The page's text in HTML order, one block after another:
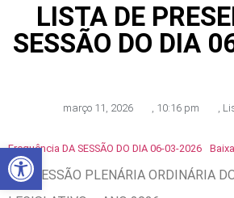
LISTA DE
SESSÃO DO DIA
março 11, 2026 , 10:16 pm ,
Frequência DA SESSÃO DO DIA 06-03-2026
005 SESSÃO PLENÁRIA ORDINÁRIA
Abrir a barra de